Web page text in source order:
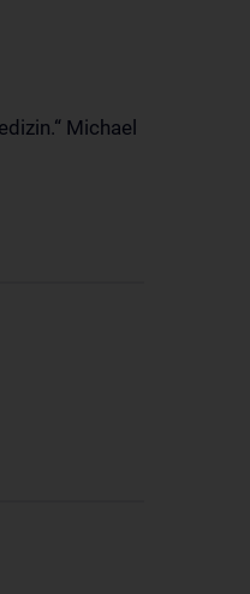
Michael